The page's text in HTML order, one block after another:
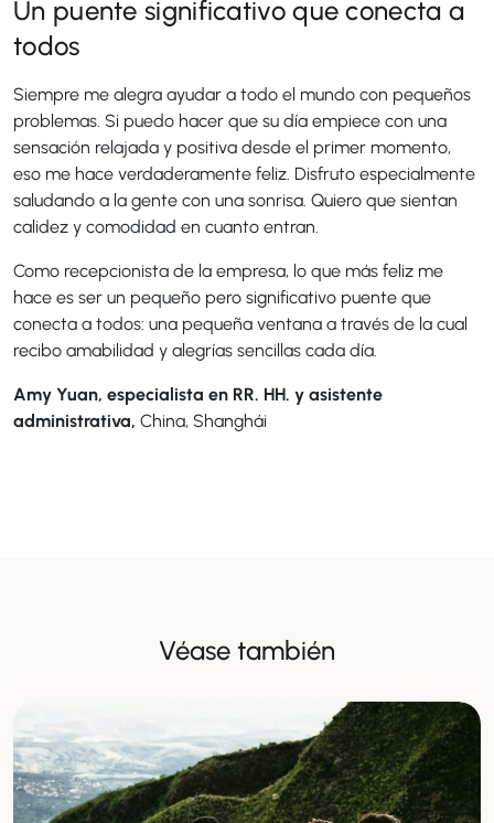
Un puente significativo que conecta a
todos
Siempre me alegra ayudar a todo el mundo con pequeños
problemas. Si puedo hacer que su día empiece con una
sensación relajada y positiva desde el primer momento,
eso me hace verdaderamente feliz. Disfruto especialmente
saludando a la gente con una sonrisa. Quiero que sientan
calidez y comodidad en cuanto entran.
Como recepcionista de la empresa, lo que más feliz me
hace es ser un pequeño pero significativo puente que
conecta a todos: una pequeña ventana a través de la cual
recibo amabilidad y alegrías sencillas cada día.
Amy Yuan, especialista en RR. HH. y asistente
administrativa, China, Shanghái
Véase también